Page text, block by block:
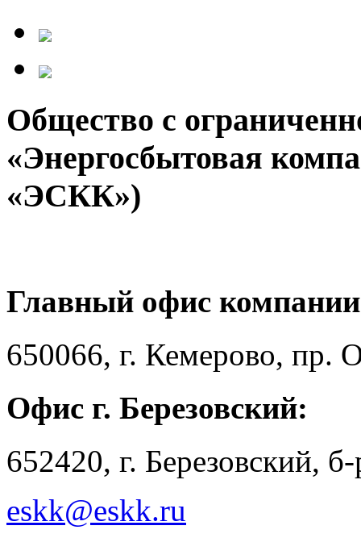
Общество с
«Энергосбытовая
«ЭСКК»)
Главный офис
650066, г. Кемерово, пр.
Офис г. Березовский:
652420, г. Березовский,
eskk@eskk.ru